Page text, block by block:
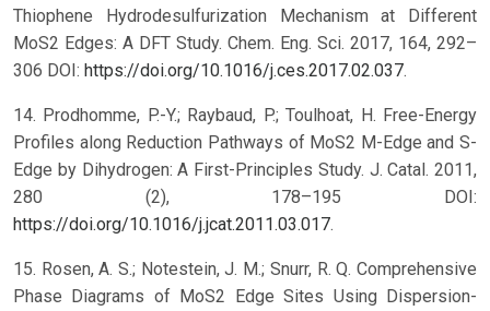
Thiophene Hydrodesulfurization Mechanism at Different
MoS2 Edges: A DFT Study. Chem. Eng. Sci. 2017, 164, 292–
306 DOI: https://doi.org/10.1016/j.ces.2017.02.037.
14. Prodhomme, P.-Y.; Raybaud, P.; Toulhoat, H. Free-Energy
Profiles along Reduction Pathways of MoS2 M-Edge and S-
Edge by Dihydrogen: A First-Principles Study. J. Catal. 2011,
280 (2), 178–195 DOI:
https://doi.org/10.1016/j.jcat.2011.03.017.
15. Rosen, A. S.; Notestein, J. M.; Snurr, R. Q. Comprehensive
Phase Diagrams of MoS2 Edge Sites Using Dispersion-